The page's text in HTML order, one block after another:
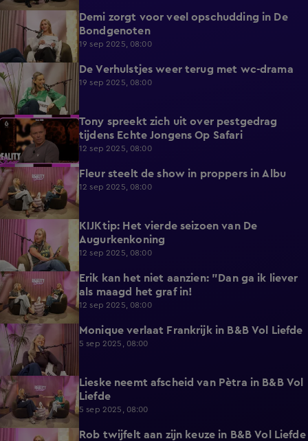
3:45
Demi zorgt voor veel opschudding in De
Bondgenoten
19 sep 2025, 08:00
5:30 De Verhulstjes weer terug met wc-drama
19 sep 2025, 08:00
3:33
Tony spreekt zich uit over pestgedrag
tijdens Echte Jongens Op Safari
12 sep 2025, 08:00
5:13 Fleur steelt de show in proppers in Albu
12 sep 2025, 08:00
KIJKtip: Het vierde seizoen van De
Augurkenkoning
12 sep 2025, 08:00
3:18
Erik kan het niet aanzien: "Dan ga ik liever
als maagd het graf in!
12 sep 2025, 08:00
2:56 Monique verlaat Frankrijk in B&B Vol Liefde
5 sep 2025, 08:00
0:44
Lieske neemt afscheid van Pètra in B&B Vol
Liefde
5 sep 2025, 08:00
Rob twijfelt aan zijn keuze in B&B Vol Liefde